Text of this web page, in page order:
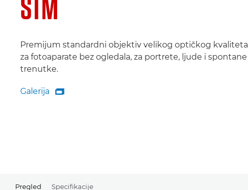
Premijum standardni objektiv velikog optičkog kvaliteta
za fotoaparate bez ogledala, za portrete, ljude i spontane
trenutke.
Galerija
Galerija

Pregled Specifikacije